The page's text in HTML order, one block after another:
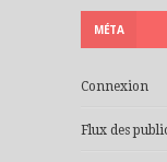
MÉTA
Connexion
Flux des